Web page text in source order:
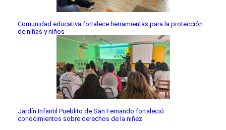
Comunidad educativa fortalece herramientas para la protección
de niñas y niños
Jardín Infantil Pueblito de San Fernando fortaleció
conocimientos sobre derechos de la niñez